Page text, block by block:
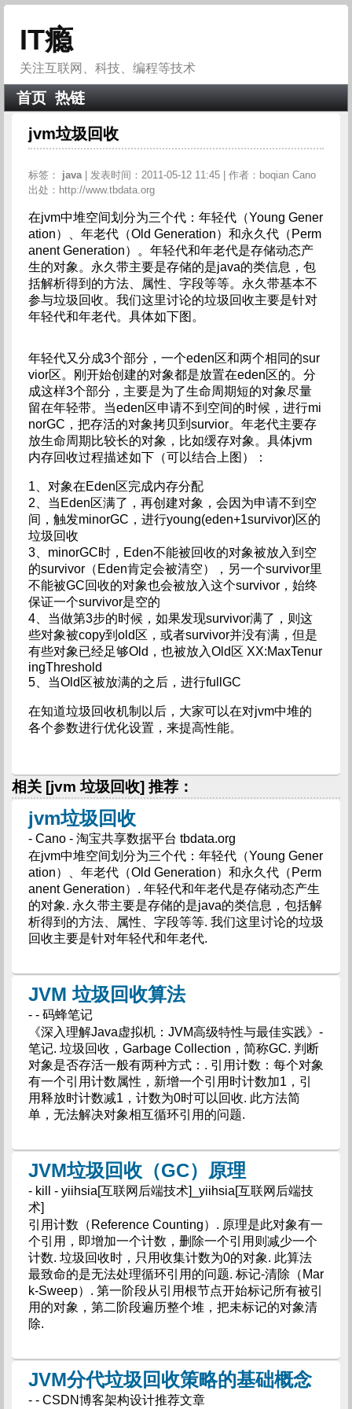
IT瘾
关注互联网、科技、编程等技术
首页 热链
jvm垃圾回收
标签： java
| 发表时间：2011-05-12 11:45 | 作者：boqian Cano
出处：http://www.tbdata.org
在jvm中堆空间划分为三个代：年轻代（Young Gener
ation）、年老代（Old Generation）和永久代（Perm
anent Generation）。年轻代和年老代是存储动态产
生的对象。永久带主要是存储的是java的类信息，包
括解析得到的方法、属性、字段等等。永久带基本不
参与垃圾回收。我们这里讨论的垃圾回收主要是针对
年轻代和年老代。具体如下图。
年轻代又分成3个部分，一个eden区和两个相同的sur
vior区。刚开始创建的对象都是放置在eden区的。分
成这样3个部分，主要是为了生命周期短的对象尽量
留在年轻带。当eden区申请不到空间的时候，进行mi
norGC，把存活的对象拷贝到survior。年老代主要存
放生命周期比较长的对象，比如缓存对象。具体jvm
内存回收过程描述如下（可以结合上图）：
1、对象在Eden区完成内存分配
2、当Eden区满了，再创建对象，会因为申请不到空
间，触发minorGC，进行young(eden+1survivor)区的
垃圾回收
3、minorGC时，Eden不能被回收的对象被放入到空
的survivor（Eden肯定会被清空），另一个survivor里
不能被GC回收的对象也会被放入这个survivor，始终
保证一个survivor是空的
4、当做第3步的时候，如果发现survivor满了，则这
些对象被copy到old区，或者survivor并没有满，但是
有些对象已经足够Old，也被放入Old区 XX:MaxTenur
ingThreshold
5、当Old区被放满的之后，进行fullGC
在知道垃圾回收机制以后，大家可以在对jvm中堆的
各个参数进行优化设置，来提高性能。
相关 [jvm 垃圾回收] 推荐：
jvm垃圾回收
- Cano - 淘宝共享数据平台 tbdata.org
在jvm中堆空间划分为三个代：年轻代（Young Gener
ation）、年老代（Old Generation）和永久代（Perm
anent Generation）. 年轻代和年老代是存储动态产生
的对象. 永久带主要是存储的是java的类信息，包括解
析得到的方法、属性、字段等等. 我们这里讨论的垃圾
回收主要是针对年轻代和年老代.
JVM 垃圾回收算法
- - 码蜂笔记
《深入理解Java虚拟机：JVM高级特性与最佳实践》-
笔记. 垃圾回收，Garbage Collection，简称GC. 判断
对象是否存活一般有两种方式：. 引用计数：每个对象
有一个引用计数属性，新增一个引用时计数加1，引
用释放时计数减1，计数为0时可以回收. 此方法简
单，无法解决对象相互循环引用的问题.
JVM垃圾回收（GC）原理
- kill - yiihsia[互联网后端技术]_yiihsia[互联网后端技
术]
引用计数（Reference Counting）. 原理是此对象有一
个引用，即增加一个计数，删除一个引用则减少一个
计数. 垃圾回收时，只用收集计数为0的对象. 此算法
最致命的是无法处理循环引用的问题. 标记-清除（Mar
k-Sweep）. 第一阶段从引用根节点开始标记所有被引
用的对象，第二阶段遍历整个堆，把未标记的对象清
除.
JVM分代垃圾回收策略的基础概念
- - CSDN博客架构设计推荐文章